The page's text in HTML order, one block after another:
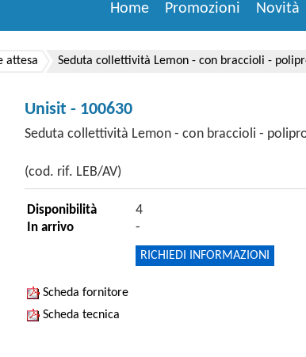
Novità
Promozioni
Home
attesa Seduta collettività Lemon - con braccioli -
Unisit - 100630
Seduta collettività Lemon - con braccioli -
(cod. rif. LEB/AV)
Disponibilità 4
In arrivo -
RICHIEDI INFORMAZIONI
Scheda fornitore
Scheda tecnica